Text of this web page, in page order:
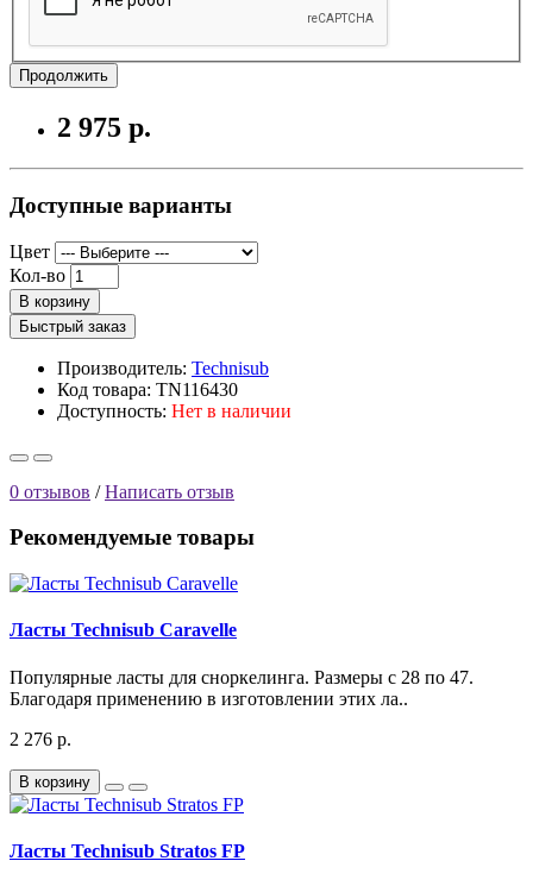
Продолжить
2 975 р.
Доступные варианты
Цвет
Кол-во
В корзину
Быстрый заказ
Производитель: Technisub
Код товара: TN116430
Доступность: Нет в наличии
0 отзывов /Написать отзыв
Рекомендуемые товары
Ласты Technisub Caravelle
Популярные ласты для сноркелинга. Размеры с 28 по 47.
Благодаря применению в изготовлении этих ла..
2 276 р.
В корзину
Ласты Technisub Stratos FP